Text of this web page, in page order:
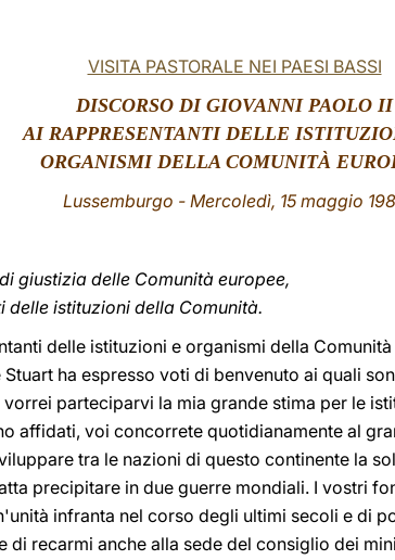
VISITA PASTORALE NEI PAESI BASSI
DISCORSO DI GIOVANNI PAOLO II
AI RAPPRESENTANTI DELLE
ORGANISMI DELLA COMUNITÀ
Lussemburgo - Mercoledì, 15 maggio
giustizia delle Comunità europee,
istituzioni della Comunità.
delle istituzioni e organismi della
ha espresso voti di benvenuto ai quali
parteciparvi la mia grande stima per le
affidati, voi concorrete quotidianamente al
tra le nazioni di questo continente la
precipitare in due guerre mondiali. I vostri
infranta nel corso degli ultimi secoli e di
di recarmi anche alla sede del consiglio dei